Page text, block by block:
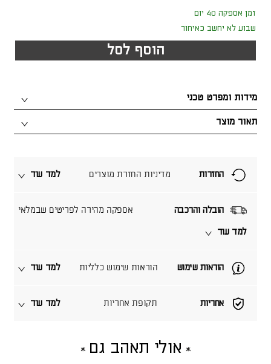
זמן אספקה 40 יום
שבוע לא יחשב כאיחור
הוסף לסל
תאור מוצר
מידות ומפרט טכני
אחריות תקופת אחריות למד עוד
הוראות שימוש הוראות שימוש כלליות למד עוד
הובלה והרכבה אספקה מהירה לפריטים שבמלאי
למד עוד
החזרות מדיניות החזרת מוצרים למד עוד
אולי תאהב גם